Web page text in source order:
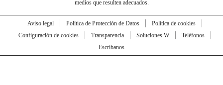
medios que resulten adecuados.
Aviso legal Política de Protección de Datos
Política de cookies
Configuración de cookies
Transparencia Soluciones W
Teléfonos
Escríbanos